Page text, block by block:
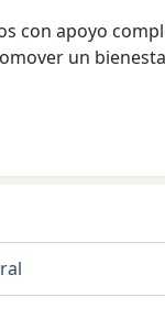
con apoyo
un